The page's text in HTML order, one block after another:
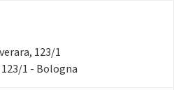
123/1
1 - Bologna